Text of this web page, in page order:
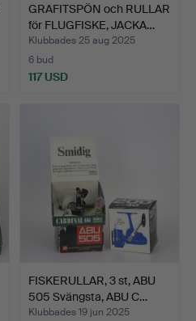
GRAFITSPÖN och RULLAR
för FLUGFISKE, JACKA…
Klubbades 25 aug 2025
6 bud
117 USD
FISKERULLAR, 3 st, ABU
505 Svängsta, ABU C…
Klubbades 19 jun 2025